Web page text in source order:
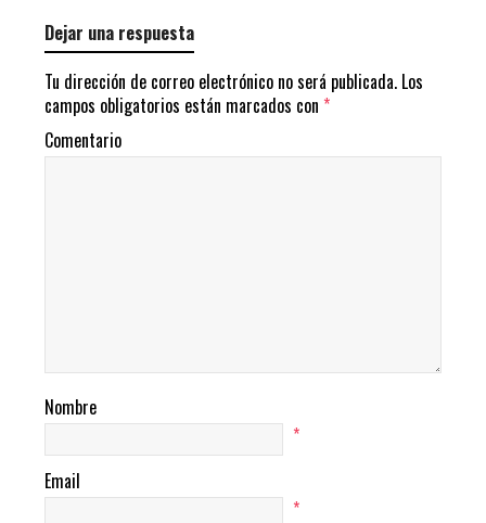
Dejar una respuesta
Tu dirección de correo electrónico no será publicada. Los
campos obligatorios están marcados con *
Comentario
Nombre
*
Email
*